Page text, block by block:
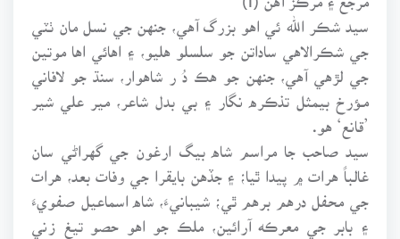
سيد شڪر الله ئي اهو بزرگ آهي، جنهن جي نسل مان ٺٽي
جي شڪرالاهي ساداتن جو سلسلو هليو، ۽ اهائي اها موتين
جي لڙهي آهي، جنهن جو هڪ دُ ر شاهوار، سنڌ جو لافاني
مـؤرخ بيمثل تذڪره نگار ۽ بي بدل شاعر، مير علي شير
’قانع‘ هو.
سيد صاحب جا مراسم شاه بيگ ارغون جي گهراڻي سان
غالباً هرات ۾ پيدا ٿيا؛ ۽ جڏهن بايقرا جي وفات بعد، هرات
جي محفل درهم برهم ٿي؛ شيبانيءَ، شاه اسماعيل صفويءَ
۽ بابر جي معرڪه آرائين، ملڪ جو اهو حصو تيغ زني